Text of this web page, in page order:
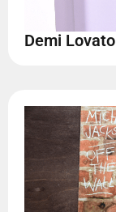
Demi Lovato